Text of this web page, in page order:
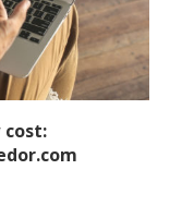
cost: